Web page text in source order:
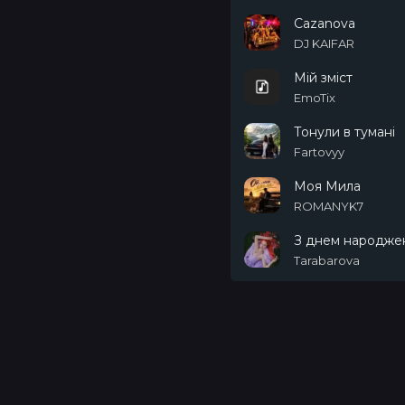
Cazanova
DJ KAIFAR
Мій зміст
EmoTix
Тонули в тумані
Fartovyy
Моя Мила
ROMANYK7
З днем
Tarabarova